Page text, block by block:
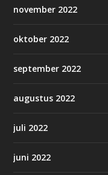
november 2022
oktober 2022
september 2022
augustus 2022
juli 2022
juni 2022